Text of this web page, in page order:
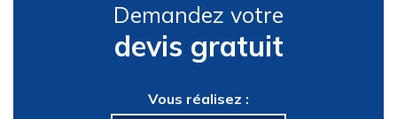
Demandez votre
devis gratuit
Vous réalisez :